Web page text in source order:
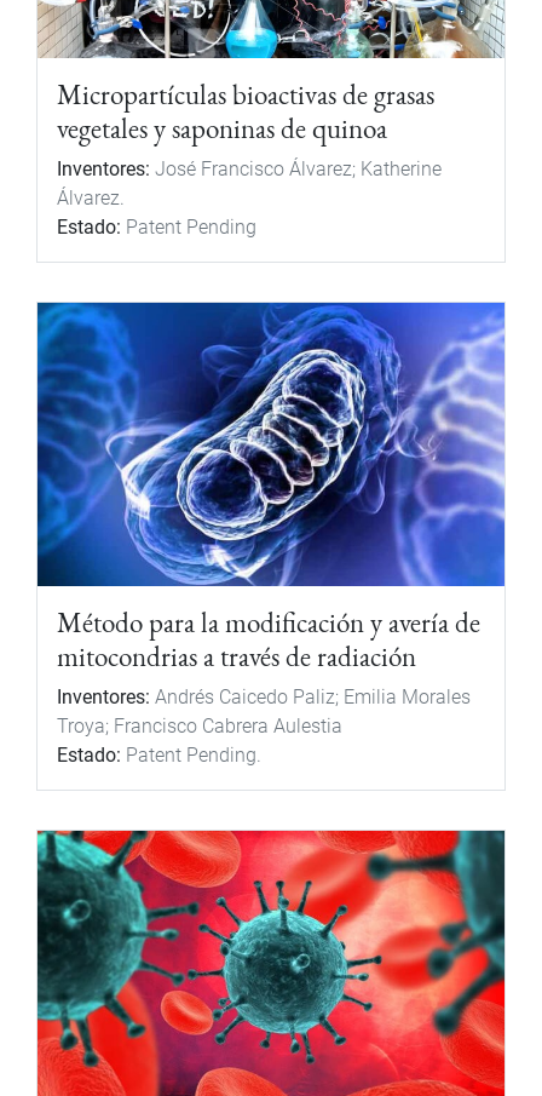
Micropartículas bioactivas de grasas
vegetales y saponinas de quinoa
Inventores: José Francisco Álvarez; Katherine
Álvarez.
Estado: Patent Pending
Método para la modificación y avería de
mitocondrias a través de radiación
Inventores: Andrés Caicedo Paliz; Emilia Morales
Troya; Francisco Cabrera Aulestia
Estado: Patent Pending.